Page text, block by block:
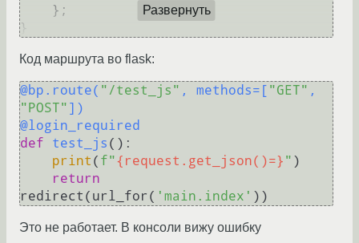
Развернуть
Код маршрута во flask:
@bp.route( "/test_js" , methods=[ "GET"
"POST" ] )
@login_required
def
test_js ():
print ( f"{request.get_json()=} " )
return
redirect(url_for( 'main.index'
Это не работает. В консоли вижу ошибку